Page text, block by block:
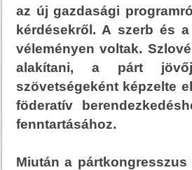
az új gazdasági
kérdésekről. A szerb és
véleményen voltak.
alakítani, a párt
szövetségeként képzelte
föderatív
fenntartásához.
Miután a